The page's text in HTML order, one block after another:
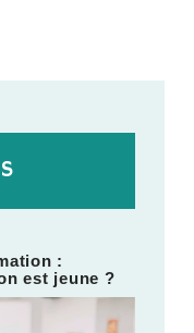
:
est jeune ?